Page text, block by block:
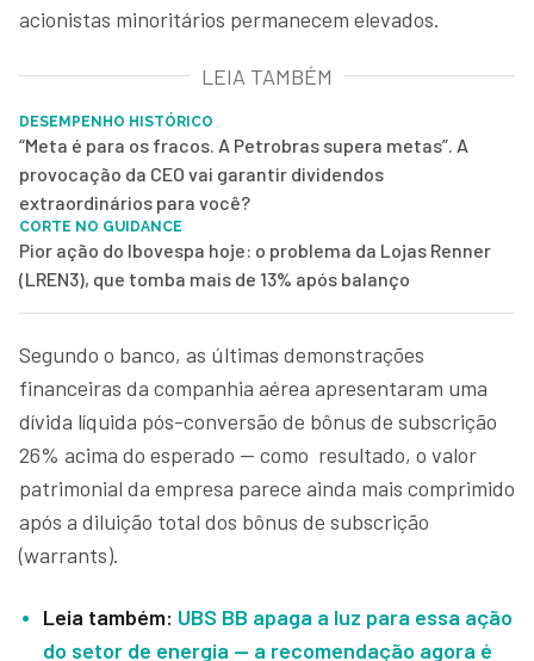
acionistas minoritários permanecem elevados.
LEIA TAMBÉM
DESEMPENHO HISTÓRICO
“Meta é para os fracos. A Petrobras supera metas”. A
provocação da CEO vai garantir dividendos
extraordinários para você?
CORTE NO GUIDANCE
Pior ação do Ibovespa hoje: o problema da Lojas Renner
(LREN3), que tomba mais de 13% após balanço
Segundo o banco, as últimas demonstrações
financeiras da companhia aérea apresentaram uma
dívida líquida pós-conversão de bônus de subscrição
26% acima do esperado — como resultado, o valor
patrimonial da empresa parece ainda mais comprimido
após a diluição total dos bônus de subscrição
(warrants).
Leia também: UBS BB apaga a luz para essa ação
do setor de energia — a recomendação agora é